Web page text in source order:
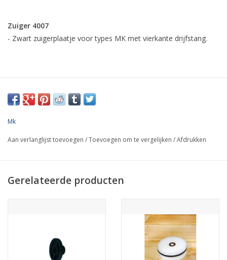
Zuiger 4007
- Zwart zuigerplaatje voor types MK met vierkante drijfstang.
Mk
Aan verlanglijst toevoegen /Toevoegen om te vergelijken /Afdrukken
Gerelateerde producten